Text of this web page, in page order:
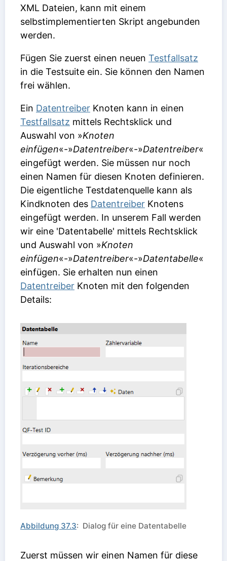
XML Dateien, kann mit einem
selbstimplementierten Skript angebunden
werden.
Fügen Sie zuerst einen neuen Testfallsatz
in die Testsuite ein. Sie können den Namen
frei wählen.
Ein Datentreiber Knoten kann in einen
Testfallsatz mittels Rechtsklick und
Auswahl von »Knoten
einfügen«-»Datentreiber«-»Datentreiber«
eingefügt werden. Sie müssen nur noch
einen Namen für diesen Knoten definieren.
Die eigentliche Testdatenquelle kann als
Kindknoten des Datentreiber Knotens
eingefügt werden. In unserem Fall werden
wir eine 'Datentabelle' mittels Rechtsklick
und Auswahl von »Knoten
einfügen«-»Datentreiber«-»Datentabelle«
einfügen. Sie erhalten nun einen
Datentreiber Knoten mit den folgenden
Details:
Abbildung 37.3: Dialog für eine Datentabelle
Zuerst müssen wir einen Namen für diese